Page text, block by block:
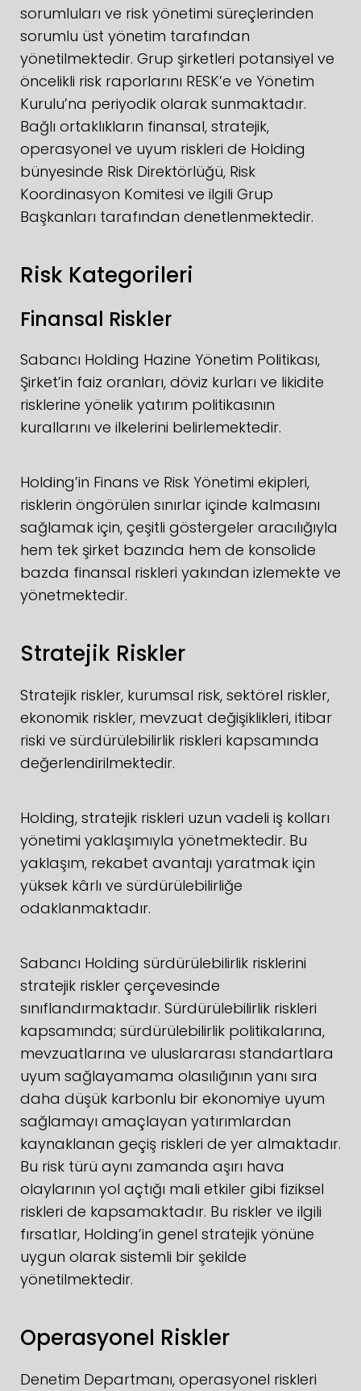
sorumluları ve risk yönetimi süreçlerinden
sorumlu üst yönetim tarafından
yönetilmektedir. Grup şirketleri potansiyel ve
öncelikli risk raporlarını RESK’e ve Yönetim
Kurulu’na periyodik olarak sunmaktadır.
Bağlı ortaklıkların finansal, stratejik,
operasyonel ve uyum riskleri de Holding
bünyesinde Risk Direktörlüğü, Risk
Koordinasyon Komitesi ve ilgili Grup
Başkanları tarafından denetlenmektedir.
Risk Kategorileri
Finansal Riskler
Sabancı Holding Hazine Yönetim Politikası,
Şirket’in faiz oranları, döviz kurları ve likidite
risklerine yönelik yatırım politikasının
kurallarını ve ilkelerini belirlemektedir.
Holding’in Finans ve Risk Yönetimi ekipleri,
risklerin öngörülen sınırlar içinde kalmasını
sağlamak için, çeşitli göstergeler aracılığıyla
hem tek şirket bazında hem de konsolide
bazda finansal riskleri yakından izlemekte ve
yönetmektedir.
Stratejik Riskler
Stratejik riskler, kurumsal risk, sektörel riskler,
ekonomik riskler, mevzuat değişiklikleri, itibar
riski ve sürdürülebilirlik riskleri kapsamında
değerlendirilmektedir.
Holding, stratejik riskleri uzun vadeli iş kolları
yönetimi yaklaşımıyla yönetmektedir. Bu
yaklaşım, rekabet avantajı yaratmak için
yüksek kârlı ve sürdürülebilirliğe
odaklanmaktadır.
Sabancı Holding sürdürülebilirlik risklerini
stratejik riskler çerçevesinde
sınıflandırmaktadır. Sürdürülebilirlik riskleri
kapsamında; sürdürülebilirlik politikalarına,
mevzuatlarına ve uluslararası standartlara
uyum sağlayamama olasılığının yanı sıra
daha düşük karbonlu bir ekonomiye uyum
sağlamayı amaçlayan yatırımlardan
kaynaklanan geçiş riskleri de yer almaktadır.
Bu risk türü aynı zamanda aşırı hava
olaylarının yol açtığı mali etkiler gibi fiziksel
riskleri de kapsamaktadır. Bu riskler ve ilgili
fırsatlar, Holding’in genel stratejik yönüne
uygun olarak sistemli bir şekilde
yönetilmektedir.
Operasyonel Riskler
Denetim Departmanı, operasyonel riskleri